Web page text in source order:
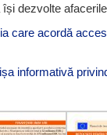
dezvolte
care acordă
informativă